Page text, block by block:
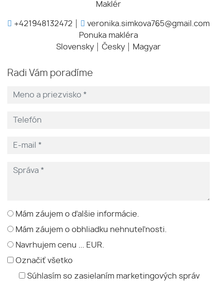
Maklér
+421948132472
veronika.simkova765@gmail.com
Ponuka makléra
Slovensky
Česky Magyar
Radi Vám poradíme
Mám záujem o ďalšie informácie.
Mám záujem o obhliadku nehnuteľnosti.
Navrhujem cenu ... EUR.
Označiť všetko
Súhlasím so zasielaním marketingových správ